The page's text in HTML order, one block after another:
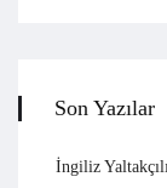
Son Yazılar
İngiliz